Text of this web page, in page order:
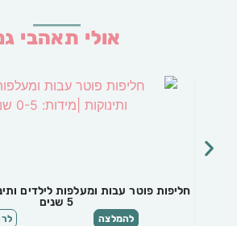
אולי תאהבי
5 שנים
להמלצה